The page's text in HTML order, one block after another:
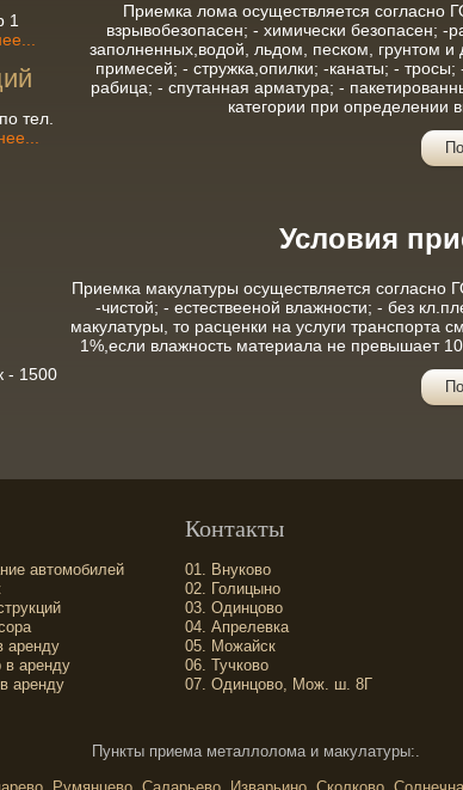
1
тел.
- 1500
Приемка лома осуществляется согласно
взрывобезопасен; - химически безопасен; -
заполненных,водой, льдом, песком, грунтом
примесей; - стружка,опилки; -канаты; -
рабица; - спутанная арматура; -
категории при определении
Условия
Приемка макулатуры осуществляется согласно
-чистой; - естествееной влажности; - без
макулатуры, то расценки на услуги транспорта
1%,если влажность материала не превышает
автомобилей
аренду
аренду
аренду
Контакты
01. Внуково
02. Голицыно
03. Одинцово
04. Апрелевка
05. Можайск
06. Тучково
07. Одинцово, Мож. ш. 8Г
Пункты приема металлолома и макулатуры:.